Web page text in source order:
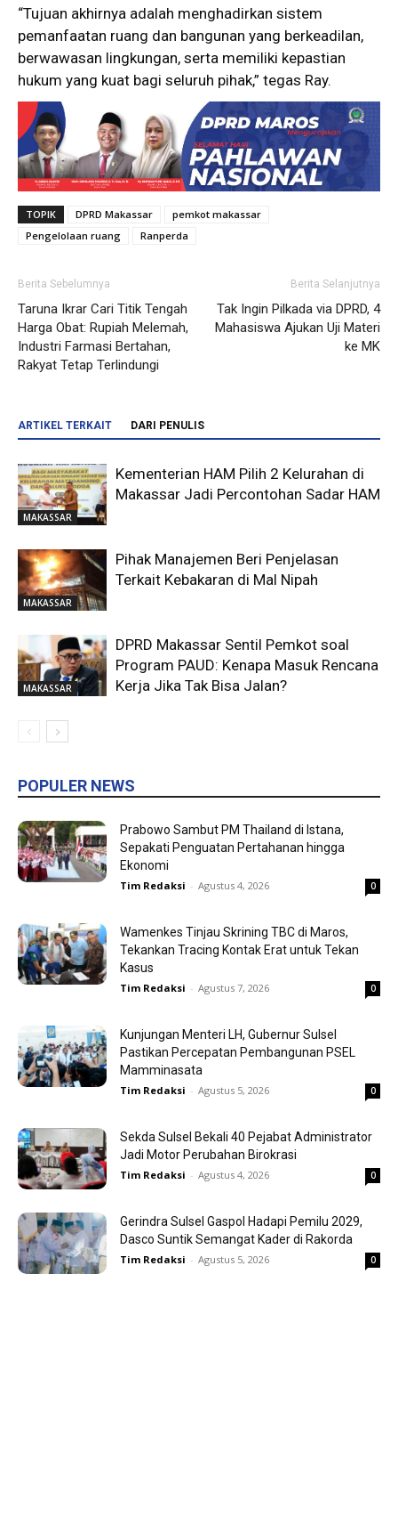
“Tujuan akhirnya adalah menghadirkan sistem
pemanfaatan ruang dan bangunan yang berkeadilan,
berwawasan lingkungan, serta memiliki kepastian
hukum yang kuat bagi seluruh pihak,” tegas Ray.
TOPIK DPRD Makassar
pemkot makassar
Pengelolaan ruang
Ranperda
Berita Sebelumnya
Taruna Ikrar Cari Titik Tengah
Harga Obat: Rupiah Melemah,
Industri Farmasi Bertahan,
Rakyat Tetap Terlindungi
Berita Selanjutnya
Tak Ingin Pilkada via DPRD, 4
Mahasiswa Ajukan Uji Materi
ke MK
ARTIKEL TERKAIT DARI PENULIS
MAKASSAR
Kementerian HAM Pilih 2 Kelurahan di
Makassar Jadi Percontohan Sadar HAM
MAKASSAR
Pihak Manajemen Beri Penjelasan
Terkait Kebakaran di Mal Nipah
MAKASSAR
DPRD Makassar Sentil Pemkot soal
Program PAUD: Kenapa Masuk Rencana
Kerja Jika Tak Bisa Jalan?
POPULER NEWS
Prabowo Sambut PM Thailand di Istana,
Sepakati Penguatan Pertahanan hingga
Ekonomi
Tim Redaksi - Agustus 4, 2026 0
Wamenkes Tinjau Skrining TBC di Maros,
Tekankan Tracing Kontak Erat untuk Tekan
Kasus
Tim Redaksi - Agustus 7, 2026 0
Kunjungan Menteri LH, Gubernur Sulsel
Pastikan Percepatan Pembangunan PSEL
Mamminasata
Tim Redaksi - Agustus 5, 2026 0
Sekda Sulsel Bekali 40 Pejabat Administrator
Jadi Motor Perubahan Birokrasi
Tim Redaksi - Agustus 4, 2026 0
Gerindra Sulsel Gaspol Hadapi Pemilu 2029,
Dasco Suntik Semangat Kader di Rakorda
Tim Redaksi - Agustus 5, 2026 0